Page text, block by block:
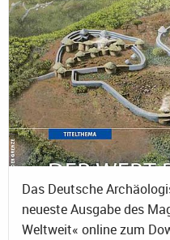
Das Deutsche
neueste Ausgabe des
Weltweit« online zum